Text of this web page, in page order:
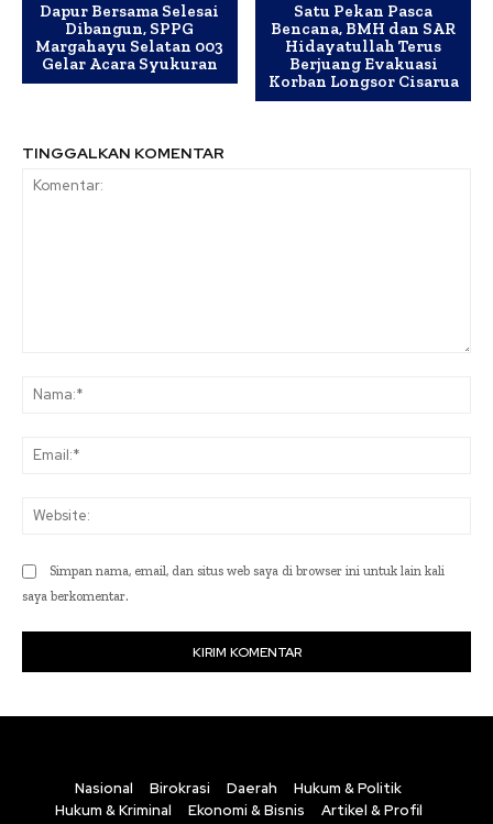
Dapur Bersama Selesai
Dibangun, SPPG
Margahayu Selatan 003
Gelar Acara Syukuran
Satu Pekan Pasca
Bencana, BMH dan SAR
Hidayatullah Terus
Berjuang Evakuasi
Korban Longsor Cisarua
TINGGALKAN KOMENTAR
Simpan nama, email, dan situs web saya di browser ini untuk lain kali
saya berkomentar.
Nasional Birokrasi Daerah
Hukum & Politik
Hukum & Kriminal
Ekonomi & Bisnis
Artikel & Profil